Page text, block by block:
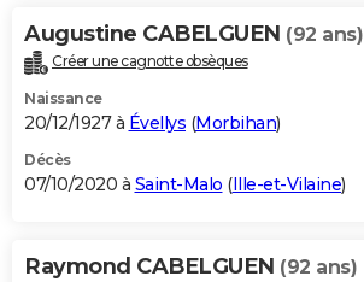
Augustine CABELGUEN (92 ans)
Créer une cagnotte obsèques
Naissance
20/12/1927 à Évellys (Morbihan)
Décès
07/10/2020 à Saint-Malo (Ille-et-Vilaine)
Raymond CABELGUEN (92 ans)